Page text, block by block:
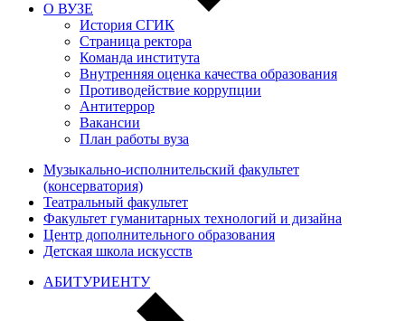
О ВУЗЕ
История СГИК
Страница ректора
Команда института
Внутренняя оценка качества образования
Противодействие коррупции
Антитеррор
Вакансии
План работы вуза
Музыкально-исполнительский факультет
(консерватория)
Театральный факультет
Факультет гуманитарных технологий и дизайна
Центр дополнительного образования
Детская школа искусств
АБИТУРИЕНТУ